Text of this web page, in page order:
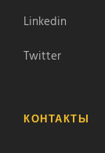
Linkedin
Twitter
КОНТАКТЫ